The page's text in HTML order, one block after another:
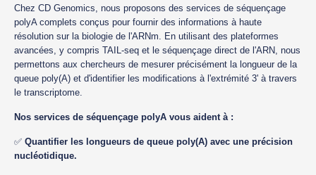
Chez CD Genomics, nous proposons des services de séquençage
polyA complets conçus pour fournir des informations à haute
résolution sur la biologie de l'ARNm. En utilisant des plateformes
avancées, y compris TAIL-seq et le séquençage direct de l'ARN, nous
permettons aux chercheurs de mesurer précisément la longueur de la
queue poly(A) et d'identifier les modifications à l'extrémité 3' à travers
le transcriptome.
Nos services de séquençage polyA vous aident à :
✅ Quantifier les longueurs de queue poly(A) avec une précision
nucléotidique.